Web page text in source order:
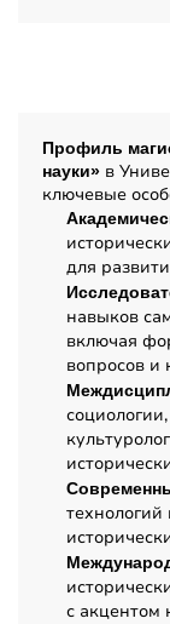
Профиль
науки» в
ключевые
для
навыков
включая
вопросов и
с акцентом